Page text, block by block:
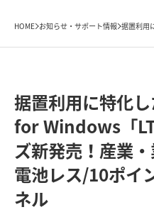
HOME お知らせ・サポート情報 据置利用
据置利用に特化
for Windows「
ズ新発売！産業
電池レス/10ポイ
ネル